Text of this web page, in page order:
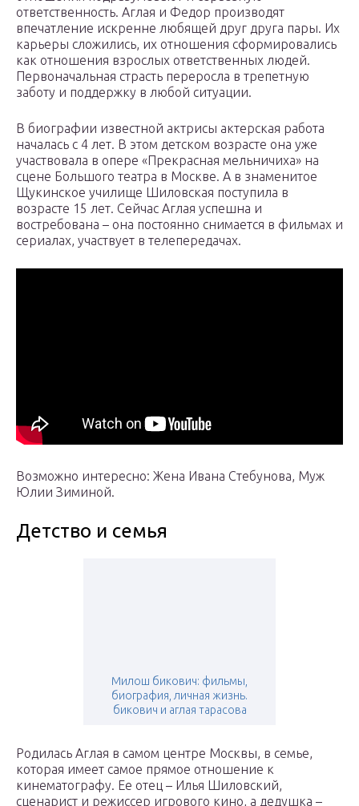
ответственность. Аглая и Федор производят
впечатление искренне любящей друг друга пары. Их
карьеры сложились, их отношения сформировались
как отношения взрослых ответственных людей.
Первоначальная страсть переросла в трепетную
заботу и поддержку в любой ситуации.
В биографии известной актрисы актерская работа
началась с 4 лет. В этом детском возрасте она уже
участвовала в опере «Прекрасная мельничиха» на
сцене Большого театра в Москве. А в знаменитое
Щукинское училище Шиловская поступила в
возрасте 15 лет. Сейчас Аглая успешна и
востребована – она постоянно снимается в фильмах и
сериалах, участвует в телепередачах.
Возможно интересно: Жена Ивана Стебунова, Муж
Юлии Зиминой.
Детство и семья
Милош бикович: фильмы,
биография, личная жизнь.
бикович и аглая тарасова
Родилась Аглая в самом центре Москвы, в семье,
которая имеет самое прямое отношение к
кинематографу. Ее отец – Илья Шиловский,
сценарист и режиссер игрового кино, а дедушка –